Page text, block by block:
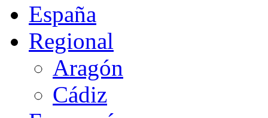
España
Regional
Aragón
Cádiz